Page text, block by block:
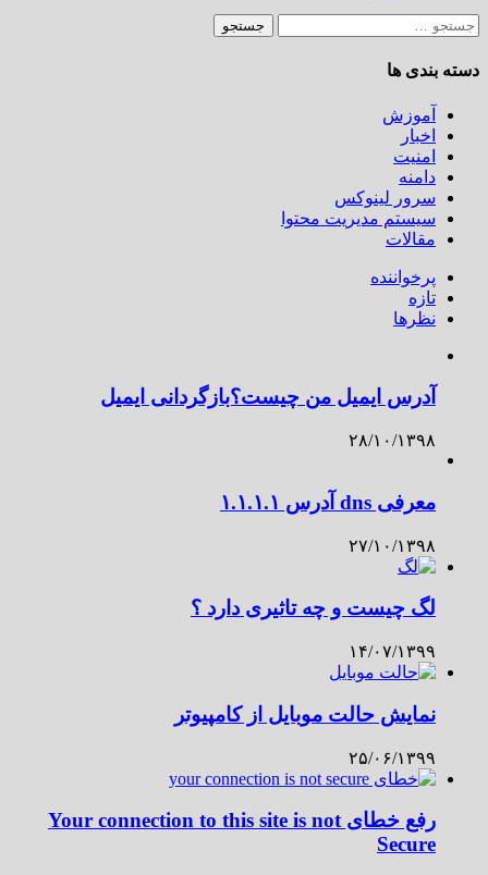
جستجو
دسته بندی ها
آموزش
اخبار
امنیت
دامنه
سرور لینوکس
سیستم مدیریت محتوا
مقالات
پرخواننده
تازه
نظرها
آدرس ایمیل من چیست؟بازگردانی ایمیل
۲۸/۱۰/۱۳۹۸
معرفی dns آدرس ۱.۱.۱.۱
۲۷/۱۰/۱۳۹۸
لگ چیست و چه تاثیری دارد ؟
۱۴/۰۷/۱۳۹۹
نمایش حالت موبایل از کامپیوتر
۲۵/۰۶/۱۳۹۹
رفع خطای Your connection to this site is not
Secure